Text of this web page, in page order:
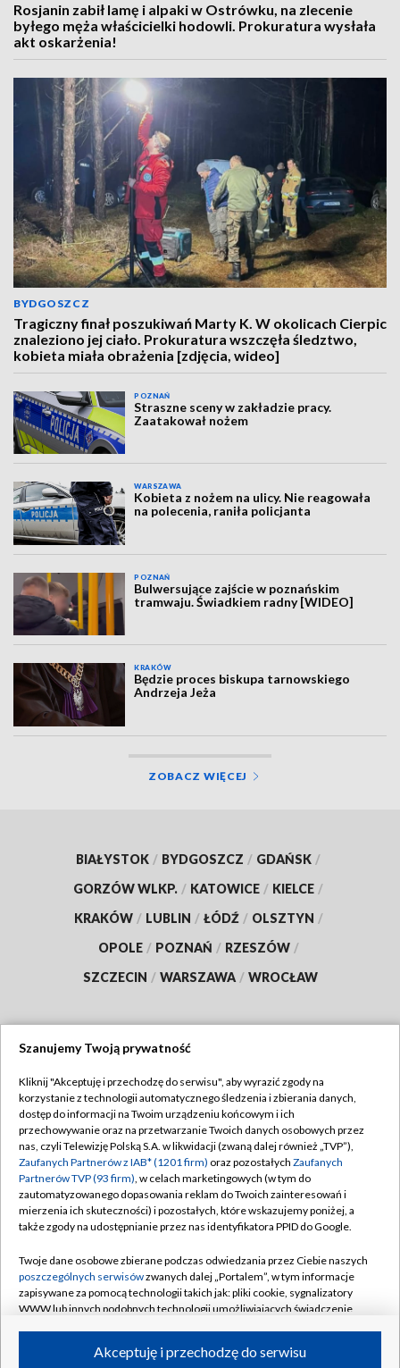
Rosjanin zabił lamę i alpaki w Ostrówku, na zlecenie
byłego męża właścicielki hodowli. Prokuratura wysłała
akt oskarżenia!
BYDGOSZCZ
Tragiczny finał poszukiwań Marty K. W okolicach Cierpic
znaleziono jej ciało. Prokuratura wszczęła śledztwo,
kobieta miała obrażenia [zdjęcia, wideo]
POZNAŃ
Straszne sceny w zakładzie pracy.
Zaatakował nożem
WARSZAWA
Kobieta z nożem na ulicy. Nie reagowała
na polecenia, raniła policjanta
POZNAŃ
Bulwersujące zajście w poznańskim
tramwaju. Świadkiem radny [WIDEO]
KRAKÓW
Będzie proces biskupa tarnowskiego
Andrzeja Jeża
ZOBACZ WIĘCEJ
BIAŁYSTOK / BYDGOSZCZ / GDAŃSK /
GORZÓW WLKP. / KATOWICE / KIELCE /
KRAKÓW / LUBLIN / ŁÓDŹ / OLSZTYN /
OPOLE / POZNAŃ / RZESZÓW /
SZCZECIN / WARSZAWA / WROCŁAW
TVP
Abonament TVP
Emisja w TVP
Centrum informacji TVP
Naziemna Telewizja Cyfrowa
Rada Programowa
System NOS
Informacje o nadawcy
Program dla prasy
Regulamin TVP
Polityka prywatności
Moje zgody
Pomoc
Kontakt
Kanały
Szanujemy Twoją prywatność
Kliknij "Akceptuję i przechodzę do serwisu", aby wyrazić zgody na
korzystanie z technologii automatycznego śledzenia i zbierania danych,
dostęp do informacji na Twoim urządzeniu końcowym i ich
przechowywanie oraz na przetwarzanie Twoich danych osobowych przez
nas, czyli Telewizję Polską S.A. w likwidacji (zwaną dalej również „TVP”),
Zaufanych Partnerów z IAB* (1201 firm) oraz pozostałych Zaufanych
Partnerów TVP (93 firm), w celach marketingowych (w tym do
zautomatyzowanego dopasowania reklam do Twoich zainteresowań i
mierzenia ich skuteczności) i pozostałych, które wskazujemy poniżej, a
także zgody na udostępnianie przez nas identyfikatora PPID do Google.
Twoje dane osobowe zbierane podczas odwiedzania przez Ciebie naszych
poszczególnych serwisówzwanych dalej „Portalem”, w tym informacje
zapisywane za pomocą technologii takich jak: pliki cookie, sygnalizatory
WWW lub innych podobnych technologii umożliwiających świadczenie
ruchu w Internecie.Akceptuję i przechodzę do serwisu